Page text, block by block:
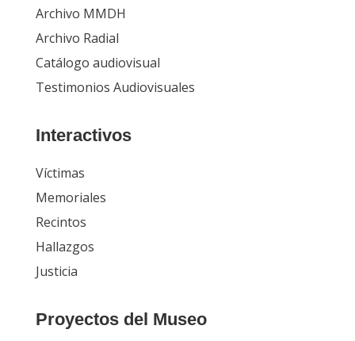
Archivo MMDH
Archivo Radial
Catálogo audiovisual
Testimonios Audiovisuales
Interactivos
Víctimas
Memoriales
Recintos
Hallazgos
Justicia
Proyectos del Museo